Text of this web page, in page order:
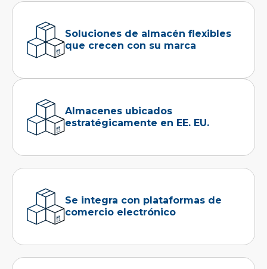
Soluciones de almacén flexibles
que crecen con su marca
Almacenes ubicados
estratégicamente en EE. EU.
Se integra con plataformas de
comercio electrónico